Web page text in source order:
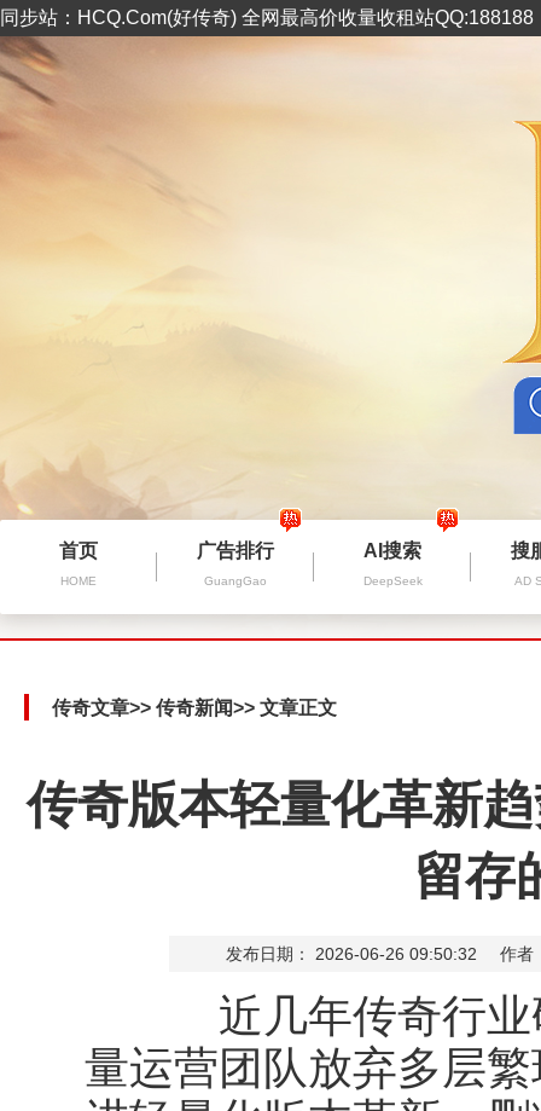
同步站：HCQ.Com(好传奇) 全网最高价收量收租站
首页
HOME
广告排行
GuangGao
AI搜索
DeepSeek
搜
AD
传奇文章>> 传奇新闻>> 文章正文
传奇版本轻量化革新
留存
发布日期： 2026-06-26 09:50:32 作者
近几年传奇行业研
量运营团队放弃多层